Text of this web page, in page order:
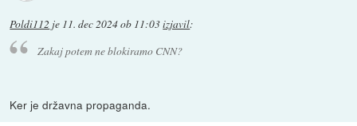
Poldi112 je 11. dec 2024 ob 11:03izjavil:
Zakaj potem ne blokiramo CNN?
Ker je državna propaganda.